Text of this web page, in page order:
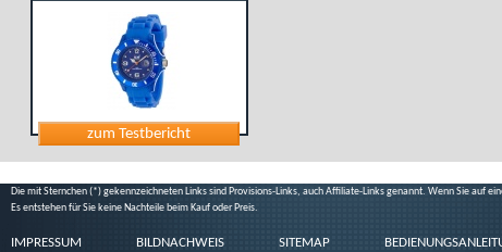
Die mit Sternchen (*) gekennzeichneten Links sind Provisions-Links, auch Affiliate-Links genannt. Wenn Sie
Es entstehen für Sie keine Nachteile beim Kauf oder Preis.
IMPRESSUM BILDNACHWEIS SITEMAP